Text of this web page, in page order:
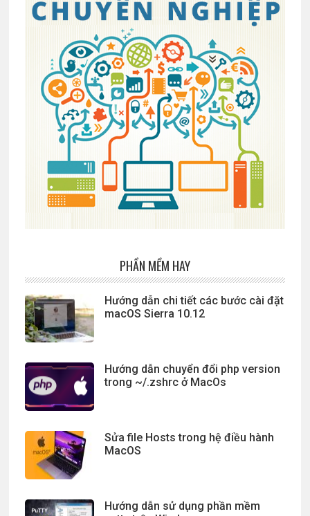
PHẦN MỀM HAY
Hướng dẫn chi tiết các bước cài đặt
macOS Sierra 10.12
Hướng dẫn chuyển đổi php version
trong ~/.zshrc ở MacOs
Sửa file Hosts trong hệ điều hành
MacOS
Hướng dẫn sử dụng phần mềm